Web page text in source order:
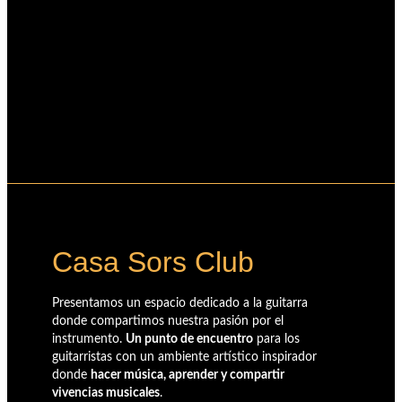
Casa Sors Club
Presentamos un espacio dedicado a la guitarra
donde compartimos nuestra pasión por el
instrumento. Un punto de encuentro para los
guitarristas con un ambiente artístico inspirador
donde hacer música, aprender y compartir
vivencias musicales.